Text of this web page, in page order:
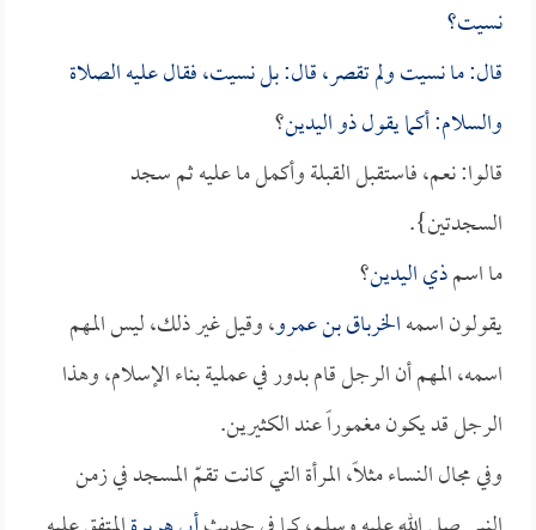
نسيت؟
قال: ما نسيت ولم تقصر، قال: بل نسيت، فقال عليه الصلاة
والسلام: أكما يقولذو اليدين؟
قالوا: نعم، فاستقبل القبلة وأكمل ما عليه ثم سجد
السجدتين}.
ما اسمذي اليدين؟
يقولون اسمهالخرباق بن عمرو، وقيل غير ذلك، ليس المهم
اسمه، المهم أن الرجل قام بدور في عملية بناء الإسلام، وهذا
الرجل قد يكون مغموراً عند الكثيرين.
وفي مجال النساء مثلاً، المرأة التي كانت تقمّ المسجد في زمن